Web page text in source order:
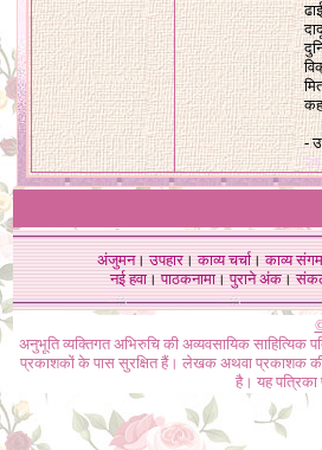
-
अंजुमन।उपहार।काव्य चर्चा।काव्य संगम
नई हवा। पाठकनामा। पुराने अंक।
अनुभूति व्यक्तिगत अभिरुचि की अव्यवसायिक
प्रकाशकों के पास सुरक्षित हैं। लेखक अथवा प्रकाशक की
है। यह पत्रिका